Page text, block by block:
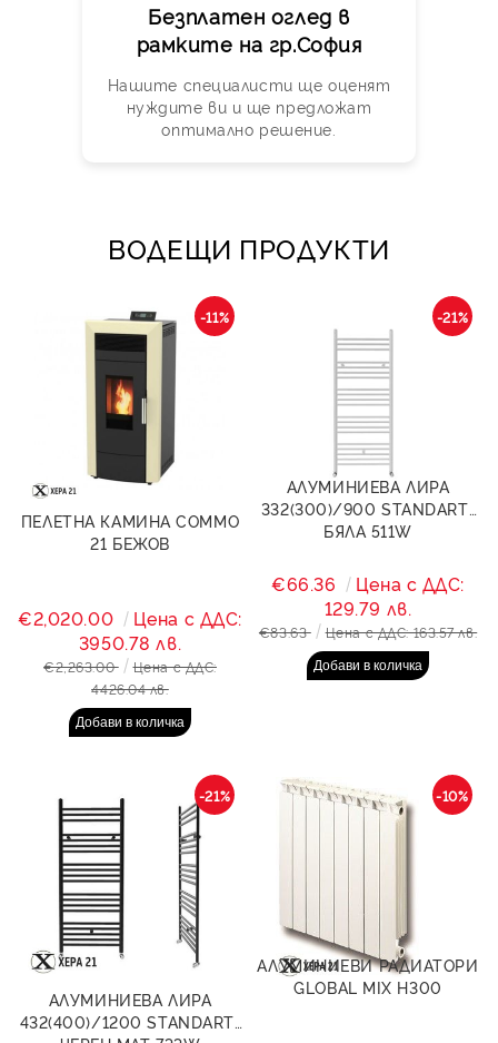
Безплатен оглед в
рамките на гр.София
Нашите специалисти ще оценят
нуждите ви и ще предложат
оптимално решение.
ВОДЕЩИ ПРОДУКТИ
ПЕЛЕТНА КАМИНА COMMO
21 БЕЖОВ
-11%
€2,020.00
Цена с ДДС:
3950.78 лв.
€2,263.00
Цена с ДДС:
4426.04 лв.
АЛУМИНИЕВА ЛИРА
332(300)/900 STANDART-
БЯЛА 511W
-21%
€66.36
Цена с ДДС:
129.79 лв.
€83.63 Цена с ДДС: 163.57 лв.
АЛУМИНИЕВА ЛИРА
432(400)/1200 STANDART-
-21%
АЛУМИНИЕВИ РАДИАТОРИ
GLOBAL MIX H300
-10%